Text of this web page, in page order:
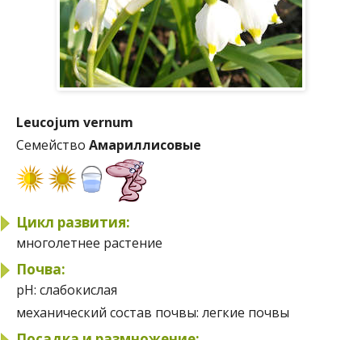
Leucojum vernum
Семейство Амариллисовые
Цикл развития:
многолетнее растение
Почва:
pH: слабокислая
механический состав почвы: легкие почвы